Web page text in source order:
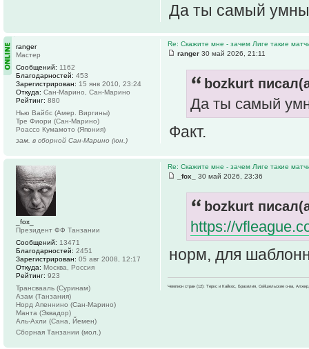
Да ты самый
Re: Скажите мне - зачем Лиге такие
ranger 30 май 2026, 21:11
bozkurt
Да ты самый
Факт.
ranger
Мастер
Сообщений: 1162
Благодарностей: 453
Зарегистрирован: 15 янв 2010, 23:24
Откуда: Сан-Марино, Сан-Марино
Рейтинг: 880
Нью Вайбс (Амер. Виргины)
Тре Фиори (Сан-Марино)
Роассо Кумамото (Япония)
зам. в сборной Сан-Марино (юн.)
Re: Скажите мне - зачем Лиге такие
_fox_
30 май 2026, 23:36
bozkurt
https://
норм, для
Чемпион стран (12): Теркс и Кайкос, Бразилия, Сейшельские о-ва,
_fox_
Президент ФФ Танзании
Сообщений: 13471
Благодарностей: 2451
Зарегистрирован: 05 авг 2008, 12:17
Откуда: Москва, Россия
Рейтинг: 923
Трансвааль (Суринам)
Азам (Танзания)
Норд Апеннино (Сан-Марино)
Манта (Эквадор)
Аль-Ахли (Сана, Йемен)
Сборная Танзании (мол.)